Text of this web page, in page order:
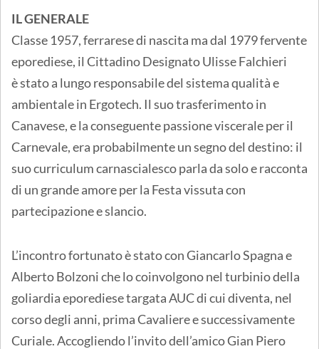
IL GENERALE
Classe 1957, ferrarese di nascita ma dal 1979 fervente
eporediese, il Cittadino Designato Ulisse Falchieri
è stato a lungo responsabile del sistema qualità e
ambientale in Ergotech. Il suo trasferimento in
Canavese, e la conseguente passione viscerale per il
Carnevale, era probabilmente un segno del destino: il
suo curriculum carnascialesco parla da solo e racconta
di un grande amore per la Festa vissuta con
partecipazione e slancio.
L’incontro fortunato è stato con Giancarlo Spagna e
Alberto Bolzoni che lo coinvolgono nel turbinio della
goliardia eporediese targata AUC di cui diventa, nel
corso degli anni, prima Cavaliere e successivamente
Curiale. Accogliendo l’invito dell’amico Gian Piero